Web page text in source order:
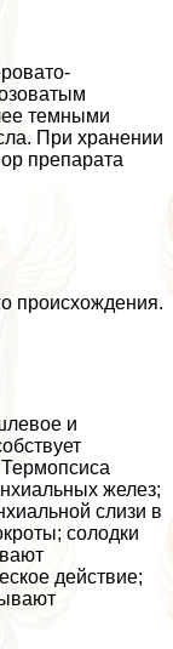
темными
При хранении
препарата
происхождения.
и
желез;
слизи в
солодки
действие;